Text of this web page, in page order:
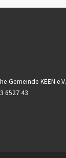
Gemeinde KEEN e.V.
6527 43